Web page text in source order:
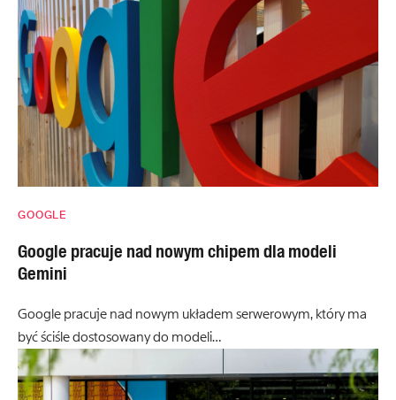
GOOGLE
Google pracuje nad nowym chipem dla modeli
Gemini
Google pracuje nad nowym układem serwerowym, który ma
być ściśle dostosowany do modeli…